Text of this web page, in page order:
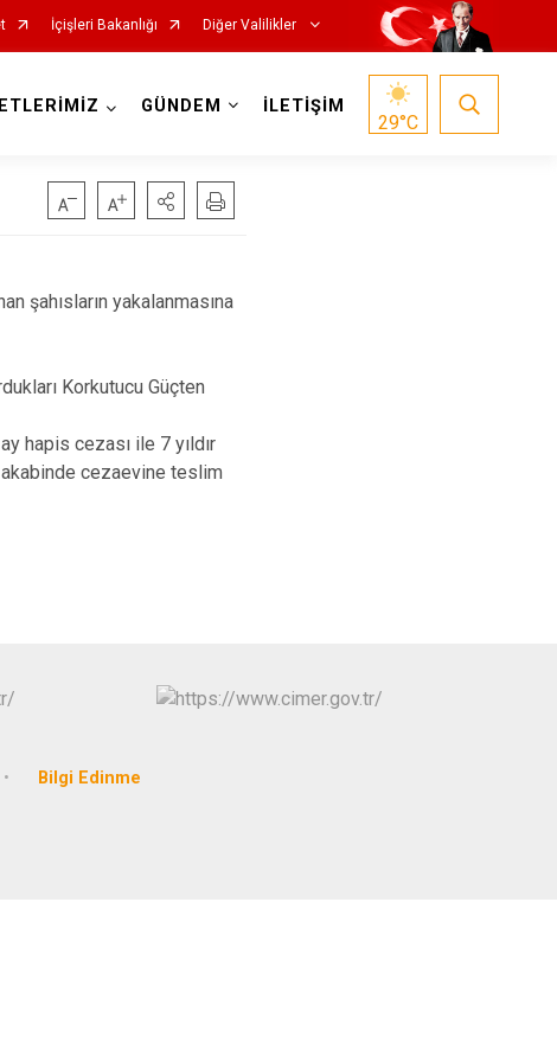
İçişleri Bakanlığı Diğer Valilikler
GÜNDEM İLETİŞİM
29°C
şahısların yakalanmasına
Korkutucu Güçten
hapis cezası ile 7 yıldır
akabinde cezaevine teslim
Bilgi Edinme